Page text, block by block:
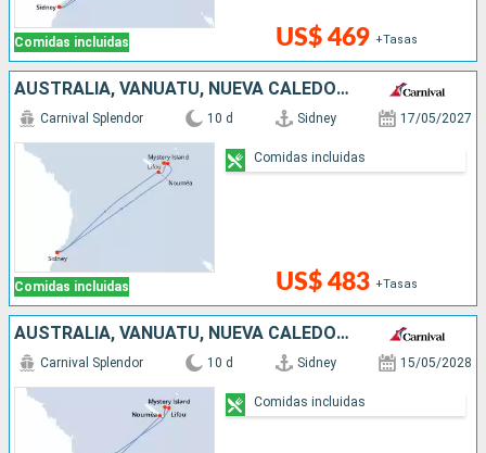
Comidas incluidas US$ 469 +Tasas
AUSTRALIA, VANUATU, NUEVA CALEDONIA
Comidas incluidas
Carnival Splendor 10 d Sidney 17/05/2027
US$ 483 +Tasas
Comidas incluidas
AUSTRALIA, VANUATU, NUEVA CALEDONIA
Carnival Splendor 10 d Sidney 15/05/2028
Comidas incluidas